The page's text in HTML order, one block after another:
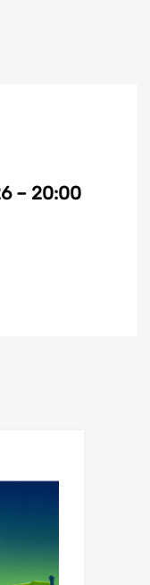
– 20:00